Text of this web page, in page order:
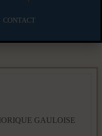
CONTACT
GAULOISE